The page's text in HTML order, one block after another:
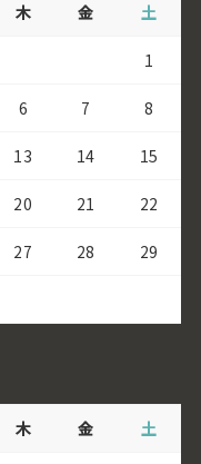
木 金 土
1
6 7 8
13 14 15
20 21 22
27 28 29
木 金 土